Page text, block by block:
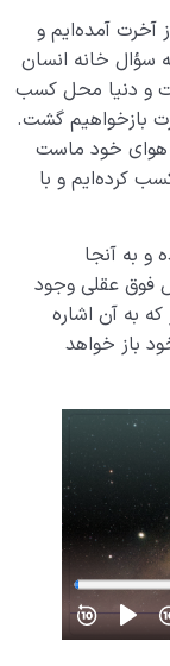
آمده‌ایم و
سؤال خانه انسان
و دنیا محل کسب
بازخواهیم گشت.
هوای خود ماست
کرده‌ایم و با
و به آنجا
فوق عقلی وجود
به آن اشاره
باز خواهد